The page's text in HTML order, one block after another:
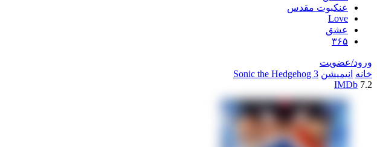
عنکبوت مقدس
Love
عشق
۳۶۵
ورود/عضویت
خانه انیمیشن Sonic the Hedgehog 3
IMDb 7.2